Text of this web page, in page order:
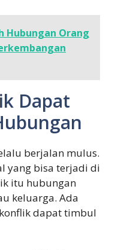
Hubungan Orang
Dapat
berjalan mulus.
yang bisa terjadi di
itu hubungan
keluarga. Ada
dapat timbul